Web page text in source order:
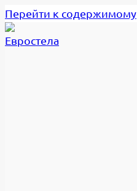
Перейти к содержимому